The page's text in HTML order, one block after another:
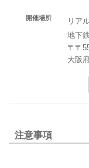
開催場所
リア
地下
〒〒
大阪
注意事項